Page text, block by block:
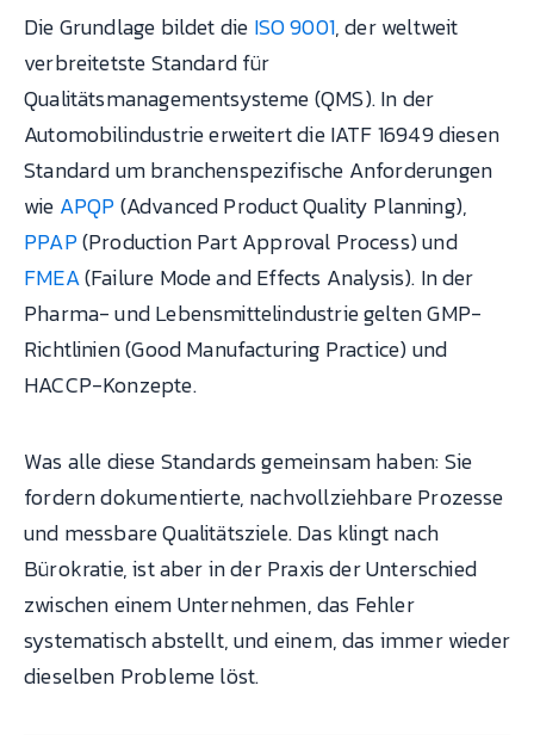
Die Grundlage bildet die ISO 9001, der weltweit
verbreitetste Standard für
Qualitätsmanagementsysteme (QMS). In der
Automobilindustrie erweitert die IATF 16949 diesen
Standard um branchenspezifische Anforderungen
wie APQP(Advanced Product Quality Planning),
PPAP(Production Part Approval Process) und
FMEA(Failure Mode and Effects Analysis). In der
Pharma- und Lebensmittelindustrie gelten GMP-
Richtlinien (Good Manufacturing Practice) und
HACCP-Konzepte.
Was alle diese Standards gemeinsam haben: Sie
fordern dokumentierte, nachvollziehbare Prozesse
und messbare Qualitätsziele. Das klingt nach
Bürokratie, ist aber in der Praxis der Unterschied
zwischen einem Unternehmen, das Fehler
systematisch abstellt, und einem, das immer wieder
dieselben Probleme löst.